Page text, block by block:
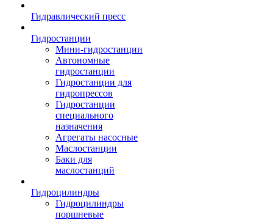
Гидравлический пресс
Гидростанции
Мини-гидростанции
Автономные
гидростанции
Гидростанции для
гидропрессов
Гидростанции
специального
назначения
Агрегаты насосные
Маслостанции
Баки для
маслостанций
Гидроцилиндры
Гидроцилиндры
поршневые